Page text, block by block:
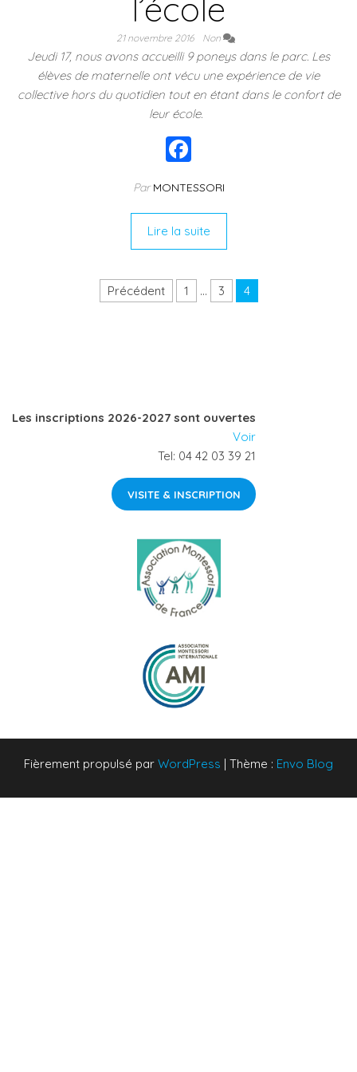
l’école
21 novembre 2016 Non
Jeudi 17, nous avons accueilli 9 poneys dans le parc. Les
élèves de maternelle ont vécu une expérience de vie
collective hors du quotidien tout en étant dans le confort de
leur école.
c
e
b
o
o
ParMONTESSORI
Lire la suite
Pagination des publications
Précédent 1 … 3 4
Les inscriptions 2026-2027 sont ouvertes
Voir
Tel: 04 42 03 39 21
VISITE & INSCRIPTION
Fièrement propulsé par WordPress | Thème : Envo Blog